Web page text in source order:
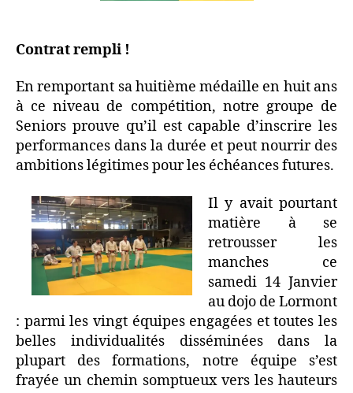
Contrat rempli !
En remportant sa huitième médaille en huit ans
à ce niveau de compétition, notre groupe de
Seniors prouve qu’il est capable d’inscrire les
performances dans la durée et peut nourrir des
ambitions légitimes pour les échéances futures.
Il y avait pourtant
matière à se
retrousser les
manches ce
samedi 14 Janvier
au dojo de Lormont
: parmi les vingt équipes engagées et toutes les
belles individualités disséminées dans la
plupart des formations, notre équipe s’est
frayée un chemin somptueux vers les hauteurs